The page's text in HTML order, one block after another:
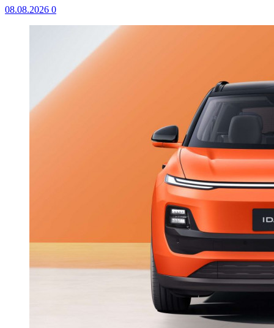
08.08.2026 0